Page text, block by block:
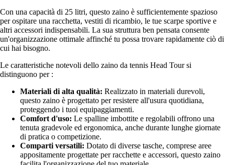
Con una capacità di 25 litri, questo zaino è sufficientemente spazioso
per ospitare una racchetta, vestiti di ricambio, le tue scarpe sportive e
altri accessori indispensabili. La sua struttura ben pensata consente
un'organizzazione ottimale affinché tu possa trovare rapidamente ciò di
cui hai bisogno.
Le caratteristiche notevoli dello zaino da tennis Head Tour si
distinguono per :
Materiali di alta qualità: Realizzato in materiali durevoli,
questo zaino è progettato per resistere all'usura quotidiana,
proteggendo i tuoi equipaggiamenti.
Comfort d'uso: Le spalline imbottite e regolabili offrono una
tenuta gradevole ed ergonomica, anche durante lunghe giornate
di pratica o competizione.
Comparti versatili: Dotato di diverse tasche, comprese aree
appositamente progettate per racchette e accessori, questo zaino